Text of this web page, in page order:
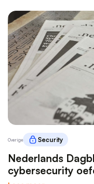
Overige Security
Nederlands
cybersecurity